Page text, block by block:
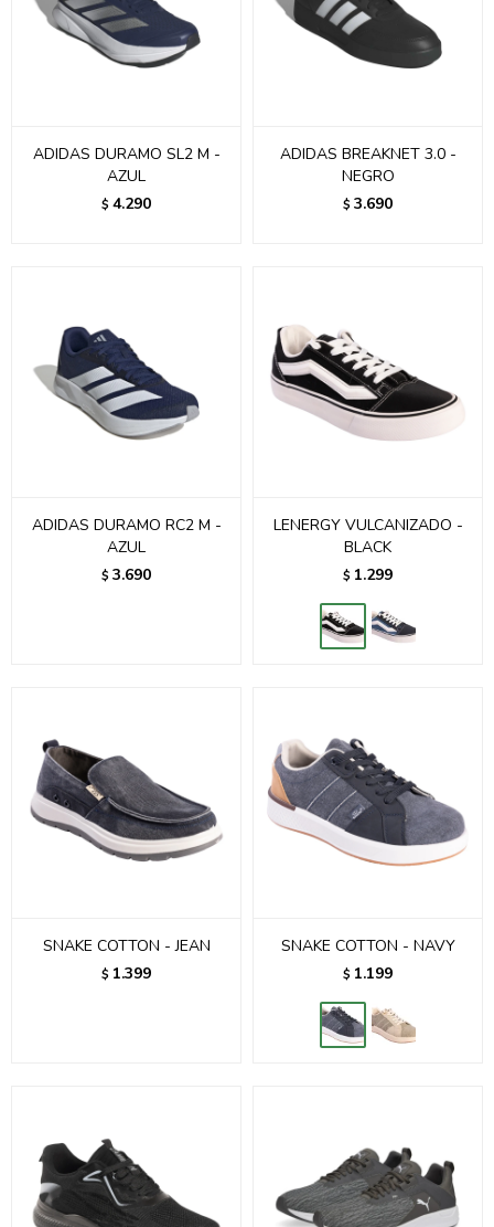
ADIDAS DURAMO SL2 M -
AZUL
$ 4.290
ADIDAS BREAKNET 3.0 -
NEGRO
$ 3.690
ADIDAS DURAMO RC2 M -
AZUL
$ 3.690
LENERGY VULCANIZADO -
BLACK
$ 1.299
SNAKE COTTON - JEAN
$ 1.399
SNAKE COTTON - NAVY
$ 1.199